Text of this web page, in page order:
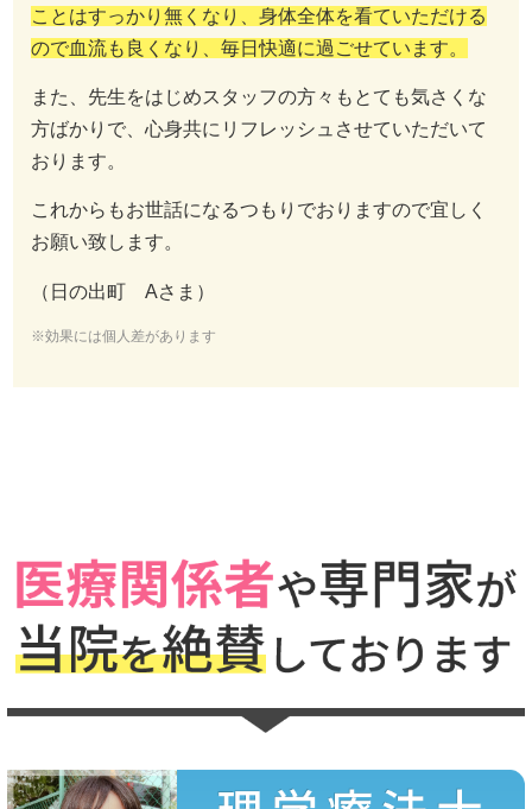
ことはすっかり無くなり、身体全体を看ていただける
ので血流も良くなり、毎日快適に過ごせています。
また、先生をはじめスタッフの方々もとても気さくな
方ばかりで、心身共にリフレッシュさせていただいて
おります。
これからもお世話になるつもりでおりますので宜しく
お願い致します。
（日の出町 Aさま）
※効果には個人差があります